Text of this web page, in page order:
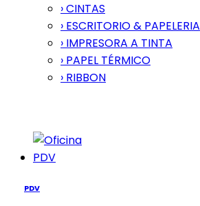
› CINTAS
› ESCRITORIO & PAPELERIA
› IMPRESORA A TINTA
› PAPEL TÉRMICO
› RIBBON
PDV
PDV